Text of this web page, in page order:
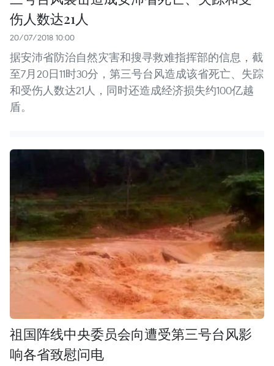
伤人数达21人
20/07/2018 10:00
据安沛省防治自然灾害和搜寻救难指挥部的信息，截
至7月20日11时30分，第三号台风造成该省死亡、失踪
和受伤人数达21人，同时还造成经济损失约100亿越
盾。
祖国阵线中央委员会向遭受第三号台风影
响各省致慰问电